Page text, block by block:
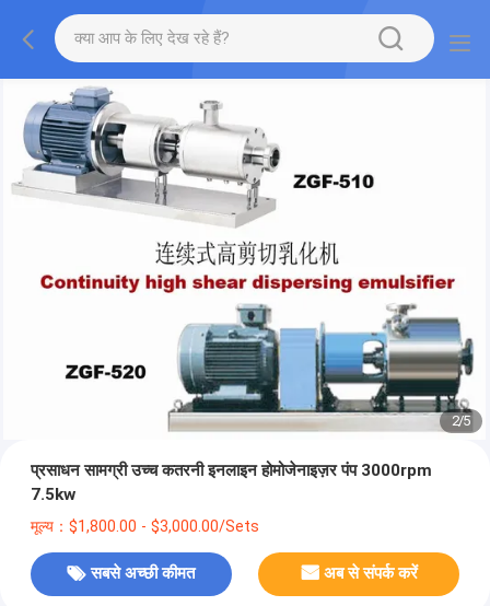
2/5
प्रसाधन सामग्री उच्च कतरनी इनलाइन होमोजेनाइज़र पंप 3000rpm
7.5kw
मूल्य：$1,800.00 - $3,000.00/Sets
सबसे अच्छी कीमत अब से संपर्क करें